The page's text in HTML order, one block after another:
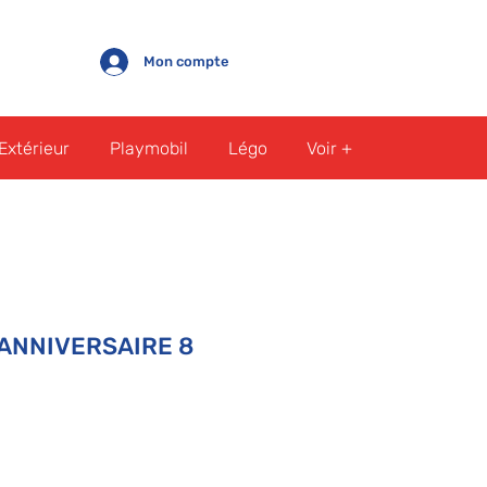
Mon compte
Extérieur Playmobil Légo Voir +
8